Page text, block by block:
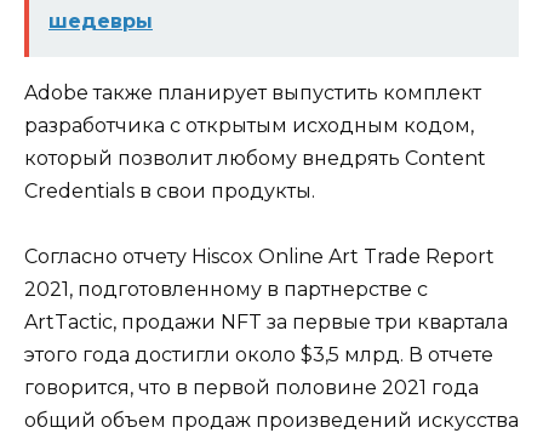
шедевры
Adobe также планирует выпустить комплект
разработчика с открытым исходным кодом,
который позволит любому внедрять Content
Credentials в свои продукты.
Согласно отчету Hiscox Online Art Trade Report
2021, подготовленному в партнерстве с
ArtTactic, продажи NFT за первые три квартала
этого года достигли около $3,5 млрд. В отчете
говорится, что в первой половине 2021 года
общий объем продаж произведений искусства